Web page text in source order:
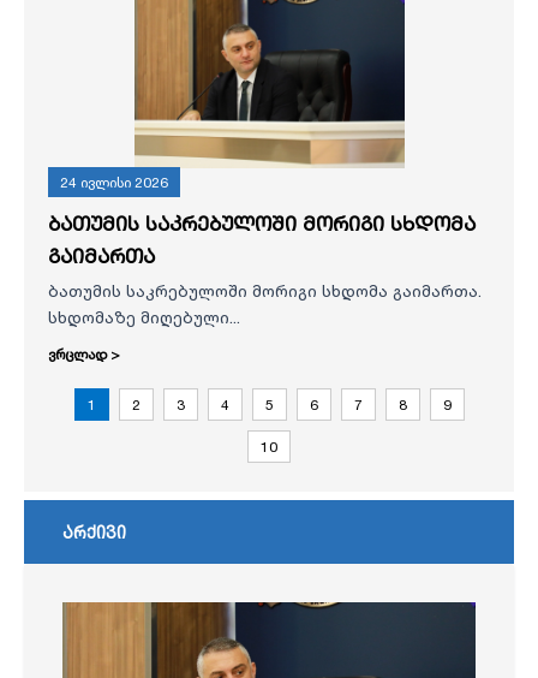
24 ივლისი 2026
ბათუმის საკრებულოში მორიგი სხდომა
გაიმართა
ბათუმის საკრებულოში მორიგი სხდომა გაიმართა.
სხდომაზე მიღებული...
ვრცლად >
1 2 3 4 5 6 7 8 9
10
არქივი